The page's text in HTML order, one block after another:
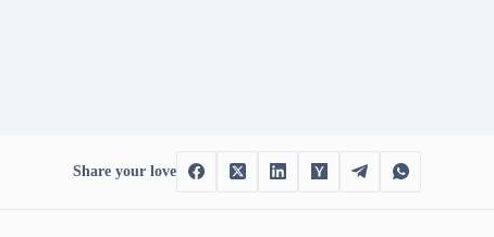
Share your love